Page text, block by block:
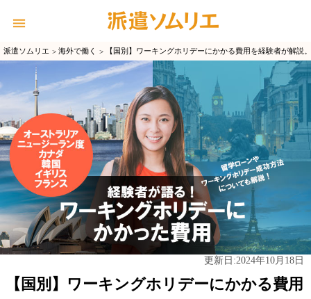
派遣ソムリエ 海外で働く 【国別】ワーキングホリデーにかかる費用を経験者が解説
更新日:2024年10月18日
【国別】ワーキングホリデーにかかる費用